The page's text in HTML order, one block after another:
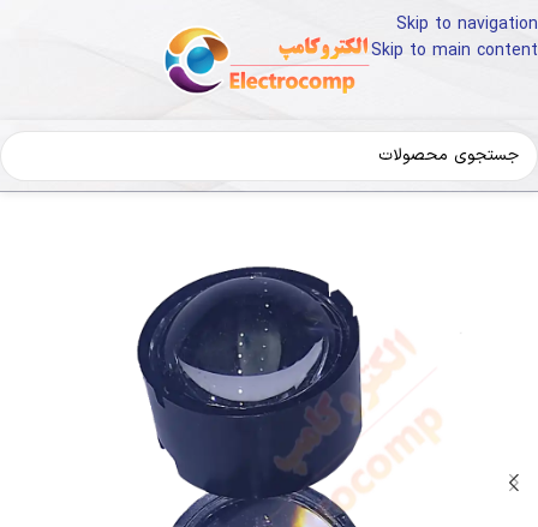
Skip to navigation
Skip to main content
خانه قطعات و تجهیزات الکترونیک LED و تجهیزات